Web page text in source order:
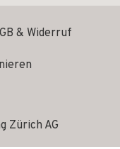
Zürich AG
& Widerruf